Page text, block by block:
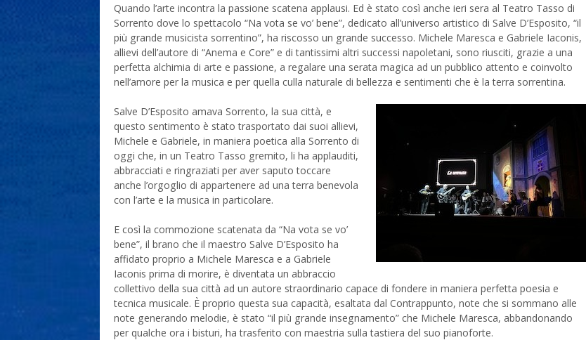
Quando l’arte incontra la passione scatena applausi. Ed è stato così anche ieri sera al Teatro Tasso di
Sorrento dove lo spettacolo “Na vota se vo’ bene”, dedicato all’universo artistico di Salve D’Esposito, “il
più grande musicista sorrentino”, ha riscosso un grande successo. Michele Maresca e Gabriele Iaconis,
allievi dell’autore di “Anema e Core” e di tantissimi altri successi napoletani, sono riusciti, grazie a una
perfetta alchimia di arte e passione, a regalare una serata magica ad un pubblico attento e coinvolto
nell’amore per la musica e per quella culla naturale di bellezza e sentimenti che è la terra sorrentina.
Salve D’Esposito amava Sorrento, la sua città, e
questo sentimento è stato trasportato dai suoi allievi,
Michele e Gabriele, in maniera poetica alla Sorrento di
oggi che, in un Teatro Tasso gremito, li ha applauditi,
abbracciati e ringraziati per aver saputo toccare
anche l’orgoglio di appartenere ad una terra benevola
con l’arte e la musica in particolare.
E così la commozione scatenata da “Na vota se vo’
bene”, il brano che il maestro Salve D’Esposito ha
affidato proprio a Michele Maresca e a Gabriele
Iaconis prima di morire, è diventata un abbraccio
collettivo della sua città ad un autore straordinario capace di fondere in maniera perfetta poesia e
tecnica musicale. È proprio questa sua capacità, esaltata dal Contrappunto, note che si sommano alle
note generando melodie, è stato “il più grande insegnamento” che Michele Maresca, abbandonando
per qualche ora i bisturi, ha trasferito con maestria sulla tastiera del suo pianoforte.